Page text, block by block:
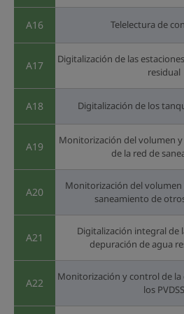
A16 Telelectura de
A17
Digitalización de las
residual
A18 Digitalización de los
A19
Monitorización del volumen
de la red de
A20
Monitorización del volumen
saneamiento de
A21
Digitalización integral de
depuración de agua
A22
Monitorización y control de
los PVDSS